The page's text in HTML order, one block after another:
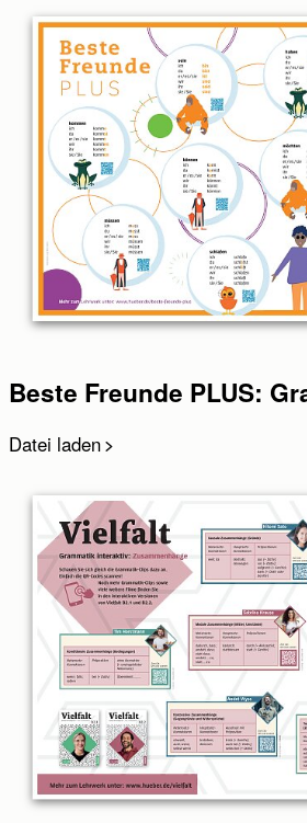
Beste Freunde PLUS:
Datei laden
E-mail:
E-Mail wiederholen:
Telefono:
Messaggio:
Invia Abbrechen